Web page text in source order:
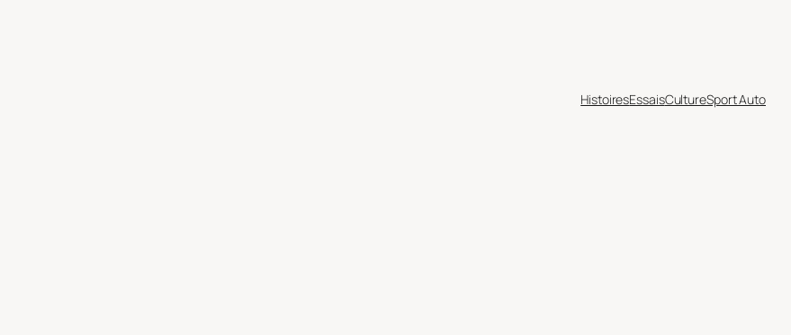
HistoiresEssaisCultureSport Auto